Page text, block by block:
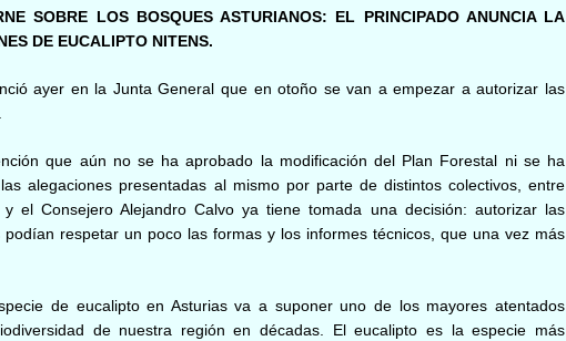
SOBRE LOS BOSQUES ASTURIANOS: EL PRINCIPADO ANUNCIA LA
DE EUCALIPTO NITENS.
ayer en la Junta General que en otoño se van a empezar a autorizar las
que aún no se ha aprobado la modificación del Plan Forestal ni se ha
alegaciones presentadas al mismo por parte de distintos colectivos, entre
el Consejero Alejandro Calvo ya tiene tomada una decisión: autorizar las
podían respetar un poco las formas y los informes técnicos, que una vez más
de eucalipto en Asturias va a suponer uno de los mayores atentados
de nuestra región en décadas. El eucalipto es la especie más